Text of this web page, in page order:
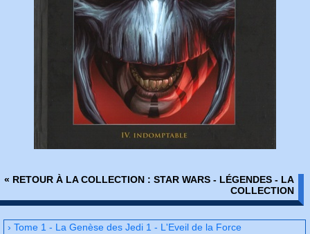
« RETOUR À LA COLLECTION : STAR WARS - LÉGENDES - LA
COLLECTION
› Tome 1 - La Genèse des Jedi 1 - L'Eveil de la Force